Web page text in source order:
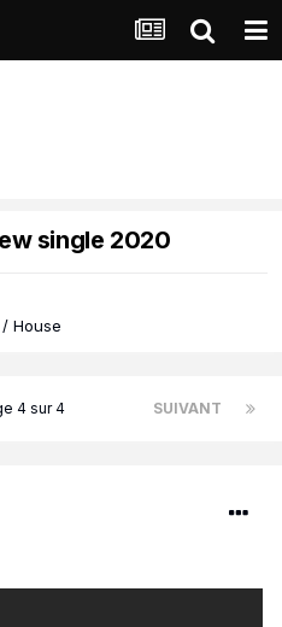
single 2020
House
SUIVANT
4 sur 4